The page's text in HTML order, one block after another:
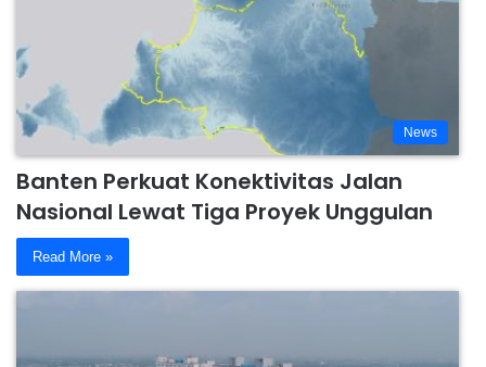
News
Banten Perkuat Konektivitas Jalan
Nasional Lewat Tiga Proyek Unggulan
Read More »